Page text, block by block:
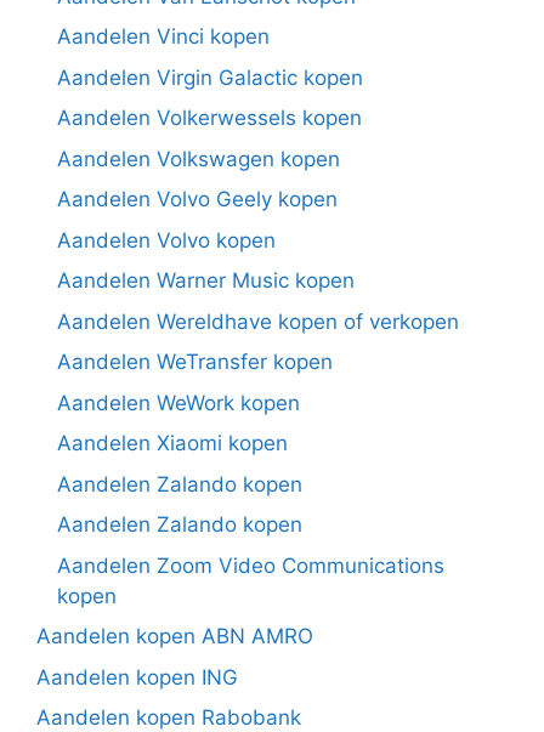
Aandelen Vinci kopen
Aandelen Virgin Galactic kopen
Aandelen Volkerwessels kopen
Aandelen Volkswagen kopen
Aandelen Volvo Geely kopen
Aandelen Volvo kopen
Aandelen Warner Music kopen
Aandelen Wereldhave kopen of verkopen
Aandelen WeTransfer kopen
Aandelen WeWork kopen
Aandelen Xiaomi kopen
Aandelen Zalando kopen
Aandelen Zalando kopen
Aandelen Zoom Video Communications
kopen
Aandelen kopen ABN AMRO
Aandelen kopen ING
Aandelen kopen Rabobank